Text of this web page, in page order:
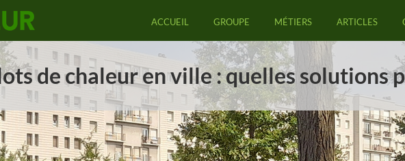
ACCUEIL GROUPE MÉTIERS ARTICLES
de chaleur en ville : quelles solutions